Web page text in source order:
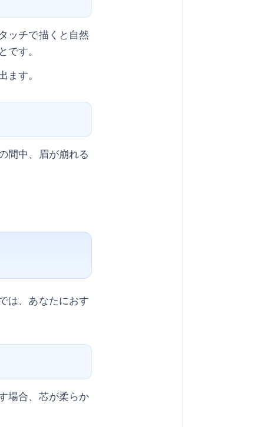
ッチで描くと自然
す。
す。
間中、眉が崩れる
は、あなたにおす
場合、芯が柔らか